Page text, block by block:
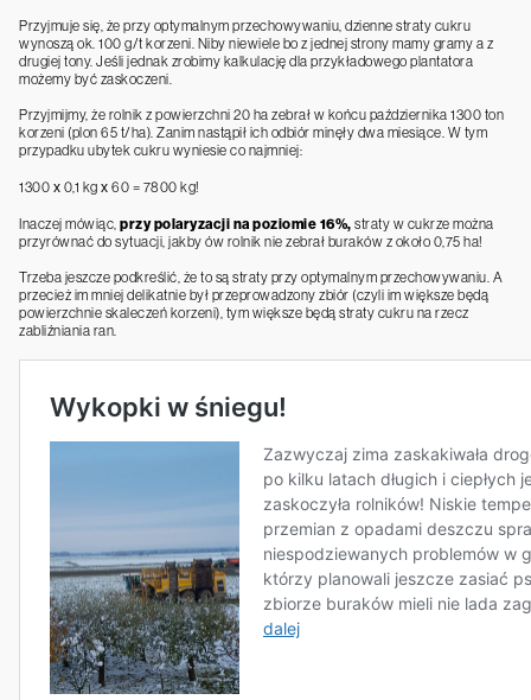
Przyjmuje się, że przy optymalnym przechowywaniu, dzienne straty cukru
wynoszą ok. 100 g/t korzeni. Niby niewiele bo z jednej strony mamy gramy a z
drugiej tony. Jeśli jednak zrobimy kalkulację dla przykładowego plantatora
możemy być zaskoczeni.
Przyjmijmy, że rolnik z powierzchni 20 ha zebrał w końcu października 1300 ton
korzeni (plon 65 t/ha). Zanim nastąpił ich odbiór minęły dwa miesiące. W tym
przypadku ubytek cukru wyniesie co najmniej:
1300 x 0,1 kg x 60 = 7800 kg!
Inaczej mówiąc, przy polaryzacji na poziomie 16%, straty w cukrze można
przyrównać do sytuacji, jakby ów rolnik nie zebrał buraków z około 0,75 ha!
Trzeba jeszcze podkreślić, że to są straty przy optymalnym przechowywaniu. A
przecież im mniej delikatnie był przeprowadzony zbiór (czyli im większe będą
powierzchnie skaleczeń korzeni), tym większe będą straty cukru na rzecz
zabliźniania ran.